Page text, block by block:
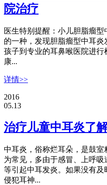
院治疗
医生特别提醒：小儿胆脂瘤
的一种，发现胆脂瘤型中耳
孩子到专业的耳鼻喉医院进
康...
详情>>
2016
05.13
治疗儿童中耳炎了
中耳炎，俗称烂耳朵，是鼓
为常见，多由于感冒、上呼
等引起中耳发炎。如果没有及
侵犯耳神...